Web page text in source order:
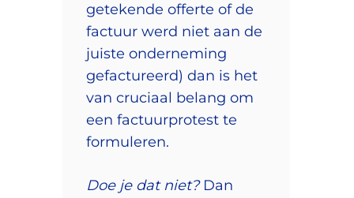
getekende offerte of de
factuur werd niet aan de
juiste onderneming
gefactureerd) dan is het
van cruciaal belang om
een factuurprotest te
formuleren.⁣
Doe je dat niet? Dan